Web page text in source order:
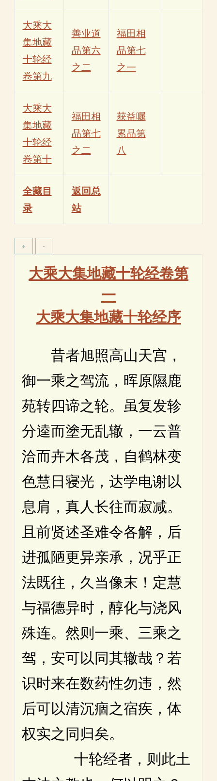
大乘大
集地藏
十轮经
卷第九
善业道
品第六
之二
福田相
品第七
之一
大乘大
集地藏
十轮经
卷第十
福田相
品第七
之二
获益嘱
累品第
八
全藏目
录
返回总
站
大乘大集地藏十轮经卷第
一
大乘大集地藏十轮经序
昔者旭照高山天宫，
御一乘之驾流，晖原隰鹿
苑转四谛之轮。虽复发轸
分逵而塗无乱辙，一云普
洽而卉木各茂，自鹤林变
色慧日寝光，达学电谢以
息肩，真人长往而寂减。
且前贤述圣难令各解，后
进孤陋更异亲承，况乎正
法既往，久当像末！定慧
与福德异时，醇化与浇风
殊连。然则一乘、三乘之
驾，安可以同其辙哉？若
识时来在数药性勿违，然
后可以清沉痼之宿疾，体
权实之同归矣。
十轮经者，则此土